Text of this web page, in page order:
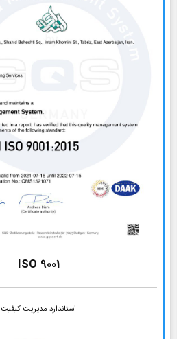
ISO 9001
استاندارد مدیریت کیفیت